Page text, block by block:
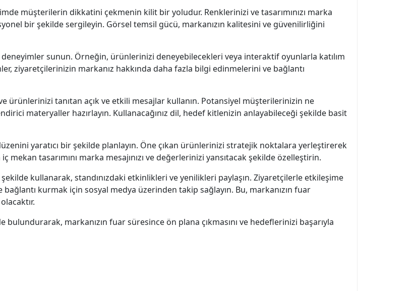
müşterilerin dikkatini çekmenin kilit bir yoludur. Renklerinizi ve tasarımınızı marka
bir şekilde sergileyin. Görsel temsil gücü, markanızın kalitesini ve güvenilirliğini
sunun. Örneğin, ürünlerinizi deneyebilecekleri veya interaktif oyunlarla katılım
ziyaretçilerinizin markanız hakkında daha fazla bilgi edinmelerini ve bağlantı
ve ürünlerinizi tanıtan açık ve etkili mesajlar kullanın. Potansiyel müşterilerinizin ne
materyaller hazırlayın. Kullanacağınız dil, hedef kitlenizin anlayabileceği şekilde basit
yaratıcı bir şekilde planlayın. Öne çıkan ürünlerinizi stratejik noktalara yerleştirerek
mekan tasarımını marka mesajınızı ve değerlerinizi yansıtacak şekilde özelleştirin.
kullanarak, standınızdaki etkinlikleri ve yenilikleri paylaşın. Ziyaretçilerle etkileşime
kurmak için sosyal medya üzerinden takip sağlayın. Bu, markanızın fuar
bulundurarak, markanızın fuar süresince ön plana çıkmasını ve hedeflerinizi başarıyla